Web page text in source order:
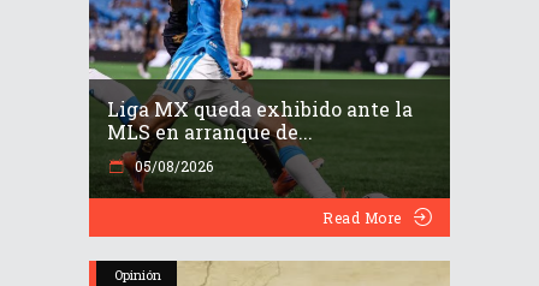
Liga MX queda exhibido ante la
MLS en arranque de...
05/08/2026
Read More
Opinión